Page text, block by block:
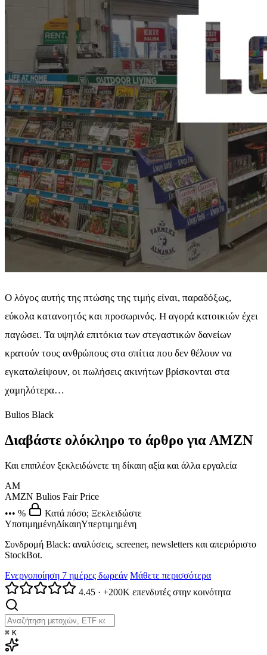
Ο λόγος αυτής της πτώσης της τιμής είναι, παραδόξως,
εύκολα κατανοητός και προσωρινός. Η αγορά κατοικιών έχει
παγώσει. Τα υψηλά επιτόκια των στεγαστικών δανείων
κρατούν τους ανθρώπους στα σπίτια που δεν θέλουν να
εγκαταλείψουν, οι πωλήσεις ακινήτων βρίσκονται στα
χαμηλότερα…
Bulios Black
Διαβάστε ολόκληρο το άρθρο για AMZN
Και επιπλέον ξεκλειδώνετε τη δίκαιη αξία και άλλα εργαλεία
AM
AMZN Bulios Fair Price
••• %
Κατά πόσο; Ξεκλειδώστε
ΥποτιμημένηΔίκαιηΥπερτιμημένη
Συνδρομή Black: αναλύσεις, screener, newsletters και απεριόριστο
StockBot.
Ενεργοποίηση 7 ημέρες δωρεάν Μάθετε περισσότερα
4.45 · +200K επενδυτές στην κοινότητα
⌘ K